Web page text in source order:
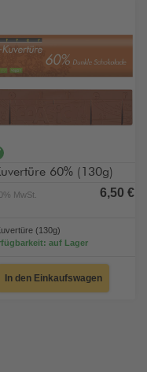
60% (130g)
MwSt. 6,50 €
(130g)
auf Lager
In den Einkaufswagen